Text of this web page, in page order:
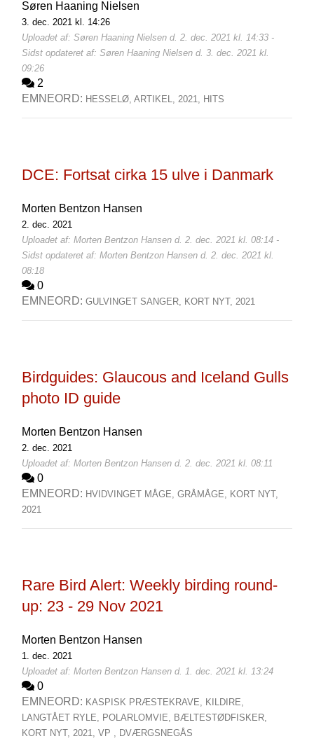
Søren Haaning Nielsen
3. dec. 2021 kl. 14:26
Uploadet af: Søren Haaning Nielsen d. 2. dec. 2021 kl. 14:33 -
Sidst opdateret af: Søren Haaning Nielsen d. 3. dec. 2021 kl.
09:26
2
EMNEORD: HESSELØ, ARTIKEL, 2021, HITS
DCE: Fortsat cirka 15 ulve i Danmark
Morten Bentzon Hansen
2. dec. 2021
Uploadet af: Morten Bentzon Hansen d. 2. dec. 2021 kl. 08:14 -
Sidst opdateret af: Morten Bentzon Hansen d. 2. dec. 2021 kl.
08:18
0
EMNEORD: GULVINGET SANGER, KORT NYT, 2021
Birdguides: Glaucous and Iceland Gulls
photo ID guide
Morten Bentzon Hansen
2. dec. 2021
Uploadet af: Morten Bentzon Hansen d. 2. dec. 2021 kl. 08:11
0
EMNEORD: HVIDVINGET MÅGE, GRÅMÅGE, KORT NYT,
2021
Rare Bird Alert: Weekly birding round-
up: 23 - 29 Nov 2021
Morten Bentzon Hansen
1. dec. 2021
Uploadet af: Morten Bentzon Hansen d. 1. dec. 2021 kl. 13:24
0
EMNEORD: KASPISK PRÆSTEKRAVE, KILDIRE,
LANGTÅET RYLE, POLARLOMVIE, BÆLTESTØDFISKER,
KORT NYT, 2021, VP , DVÆRGSNEGÅS